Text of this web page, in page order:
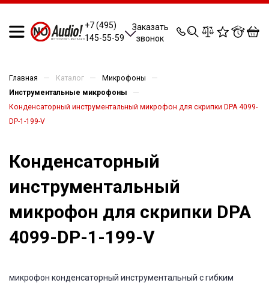
+7 (495)
145-55-59
Заказать
звонок
0 0 0 0
Главная — Каталог — Микрофоны —
Инструментальные микрофоны —
Конденсаторный инструментальный микрофон для скрипки DPA 4099-
DP-1-199-V
Конденсаторный
инструментальный
микрофон для скрипки DPA
4099-DP-1-199-V
микрофон конденсаторный инструментальный с гибким